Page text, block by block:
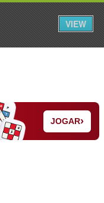
Iniciar Sessão
JOGAR›
VIEW